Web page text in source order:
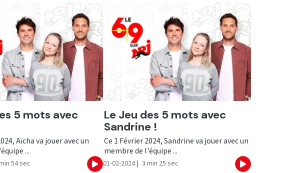
5 mots avec
Aïcha va jouer avec un
...
54 sec Ecouter
Ecouter
Le Jeu des 5 mots avec
Sandrine !
Ce 1 Février 2024, Sandrine va jouer avec un
membre de l'équipe ...
01-02-2024 | 3 min 25 sec Ecouter